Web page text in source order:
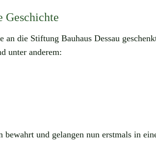
Geschichte
die Stiftung Bauhaus Dessau
unter anderem:
und gelangen nun erstmals in